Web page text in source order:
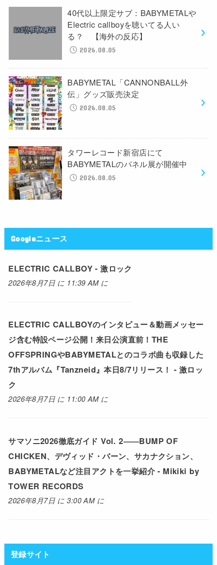
40代以上限定サブ：BABYMETALや
Electric callboyを聴いてる人い
る？ 【海外の反応】
2026.08.05
BABYMETAL「CANNONBALL外
伝」グッズ販売決定
2026.08.05
タワーレコード新宿店にて
BABYMETALのパネル展が開催中
2026.08.05
Googleニュース
ELECTRIC CALLBOY - 激ロック
2026年8月7日 に 11:39 AM に
ELECTRIC CALLBOYのインタビュー＆動画メッセー
ジ含む特設ページ公開！来日公演直前！THE
OFFSPRINGやBABYMETALとのコラボ曲も収録した
7thアルバム『Tanzneid』本日8/7リリース！ - 激ロッ
ク
2026年8月7日 に 11:00 AM に
サマソニ2026徹底ガイド Vol. 2――BUMP OF
CHICKEN、デヴィッド・バーン、サカナクション、
BABYMETALなど注目アクトを一挙紹介 - Mikiki by
TOWER RECORDS
2026年8月7日 に 3:00 AM に
登録サイト